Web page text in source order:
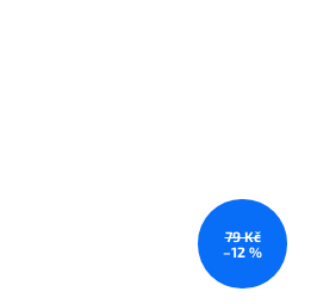
79 Kč
–12 %